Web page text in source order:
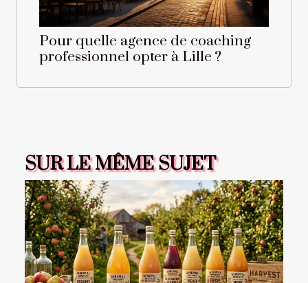
Pour quelle agence de coaching
professionnel opter à Lille ?
SUR LE MÊME SUJET